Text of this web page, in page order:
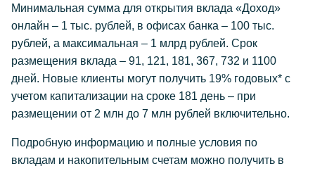
Минимальная сумма для открытия вклада «Доход»
онлайн – 1 тыс. рублей, в офисах банка – 100 тыс.
рублей, а максимальная – 1 млрд рублей. Срок
размещения вклада – 91, 121, 181, 367, 732 и 1100
дней. Новые клиенты могут получить 19% годовых* с
учетом капитализации на сроке 181 день – при
размещении от 2 млн до 7 млн рублей включительно.
Подробную информацию и полные условия по
вкладам и накопительным счетам можно получить в